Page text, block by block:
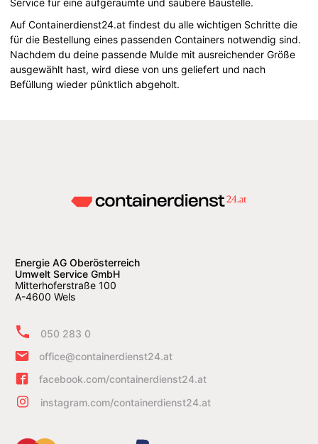
Service für eine aufgeräumte und saubere Baustelle.
Auf Containerdienst24.at findest du alle wichtigen Schritte die
für die Bestellung eines passenden Containers notwendig sind.
Nachdem du deine passende Mulde mit ausreichender Größe
ausgewählt hast, wird diese von uns geliefert und nach
Befüllung wieder pünktlich abgeholt.
Energie AG Oberösterreich
Umwelt Service GmbH
Mitterhoferstraße 100
A-4600 Wels
050 283 0
office@containerdienst24.at
facebook.com/containerdienst24.at
instagram.com/containerdienst24.at